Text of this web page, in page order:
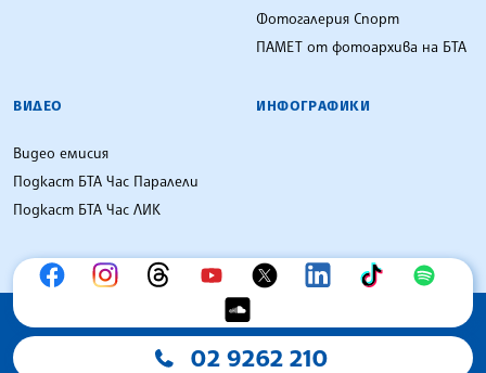
Фотогалерия Спорт
ПАМЕТ от фотоархива на БТА
ВИДЕО
Видео емисия
Подкаст БТА Час Паралели
Подкаст БТА Час ЛИК
ИНФОГРАФИКИ
02 9262 210